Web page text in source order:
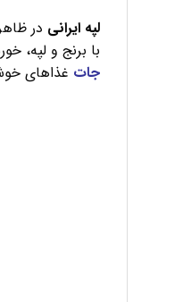
لپه ایرانی در
با برنج و لپه،
جات غذاهای